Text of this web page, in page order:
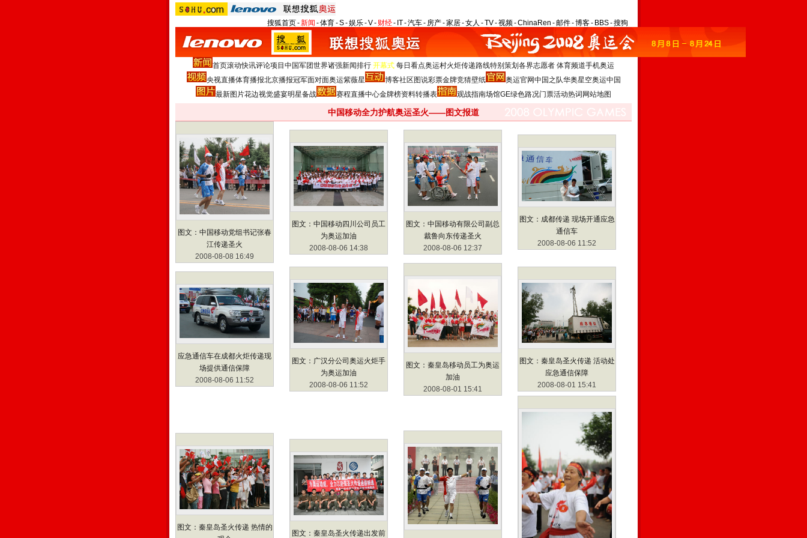
搜狐首页-新闻 -体育-S-娱乐-V- 财经- IT-汽车- 房产-家居-女人 -TV-视频-ChinaRen -邮件-博客- BBS-搜狗
首页滚动快讯评论项目 中国军团世界诸强新闻排行 开幕式 每日看点奥运村火炬传递路线特别策划 各界志愿者 体育频道手机奥运
央视直播体育播报北京播报冠军面对面奥运紫薇星 博客社区 图说彩票金牌竞猜壁纸 奥运官网中国之队华奥星空奥运中国
最新图片花边视觉盛宴明星备战 赛程直播中心金牌榜资料转播表 观战指南场馆GE绿色路况门票活动热词 网站地图
中国移动全力护航奥运圣火——图文报道
图文：中国移动党组书记张春
江传递圣火
2008-08-08 16:49
图文：中国移动四川公司员工
为奥运加油
2008-08-06 14:38
图文：中国移动有限公司副总
裁鲁向东传递圣火
2008-08-06 12:37
图文：成都传递 现场开通应急
通信车
2008-08-06 11:52
应急通信车在成都火炬传递现
场提供通信保障
2008-08-06 11:52
图文：广汉分公司奥运火炬手
为奥运加油
2008-08-06 11:52
图文：秦皇岛移动员工为奥运
加油
2008-08-01 15:41
图文：秦皇岛圣火传递 活动处
应急通信保障
2008-08-01 15:41
图文：秦皇岛圣火传递 热情的
图文：秦皇岛圣火传递出发前